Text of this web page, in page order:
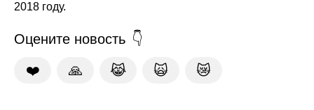
2018 году.
Оцените новость
❤️ 🙏 😹 🙀 😿